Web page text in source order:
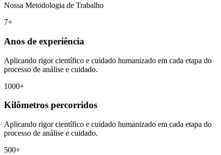
Nossa Metodologia de Trabalho
7+
Anos de experiência
Aplicando rigor científico e cuidado humanizado em cada etapa do
processo de análise e cuidado.
1000+
Kilômetros percorridos
Aplicando rigor científico e cuidado humanizado em cada etapa do
processo de análise e cuidado.
500+